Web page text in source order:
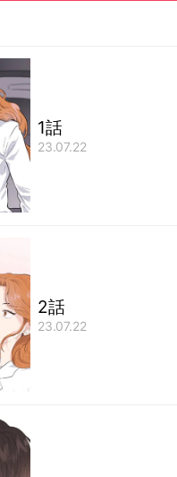
ト開発をめぐって奇想天外な
1話
23.07.22
2話
23.07.22